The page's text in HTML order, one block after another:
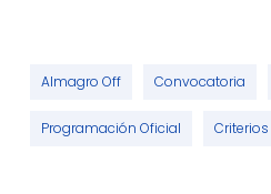
Almagro Off Convocatoria
Programación Oficial Criterios